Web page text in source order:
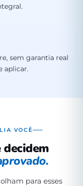
sem garantia real
aplicar.
VOCÊ
para esses